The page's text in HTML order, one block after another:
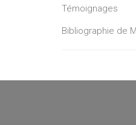
Témoignages
Bibliographie de